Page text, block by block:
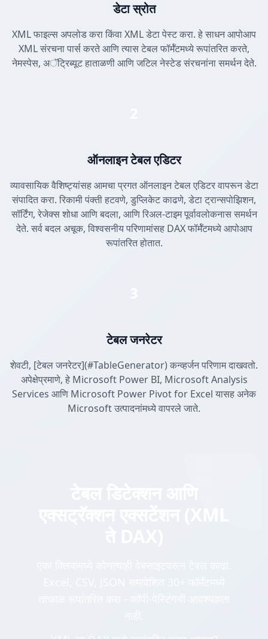
डेटा स्रोत
XML फाइल्स अपलोड करा किंवा XML डेटा पेस्ट करा. हे साधन आपोआप
XML संरचना पार्स करते आणि त्यास टेबल फॉर्मॅटमध्ये रूपांतरित करते,
नेमस्पेस, अॅट्रिब्यूट हाताळणी आणि जटिल नेस्टेड संरचनांना समर्थन देते.
ऑनलाइन टेबल एडिटर
व्यावसायिक वैशिष्ट्यांसह आमचा प्रगत ऑनलाइन टेबल एडिटर वापरून डेटा
संपादित करा. रिकामी पंक्ती हटवणे, डुप्लिकेट काढणे, डेटा ट्रान्सपोझिशन,
सॉर्टिंग, रेजेक्स शोधा आणि बदला, आणि रिअल-टाइम पूर्वावलोकनास समर्थन
देते. सर्व बदल अचूक, विश्वसनीय परिणामांसह DAX फॉर्मॅटमध्ये आपोआप
रूपांतरित होतात.
टेबल जनरेटर
शेवटी, [टेबल जनरेटर](#TableGenerator) कन्व्हर्जन परिणाम दाखवतो.
अपेक्षेप्रमाणे, हे Microsoft Power BI, Microsoft Analysis
Services आणि Microsoft Power Pivot for Excel यासह अनेक
Microsoft उत्पादनांमध्ये वापरले जाते.